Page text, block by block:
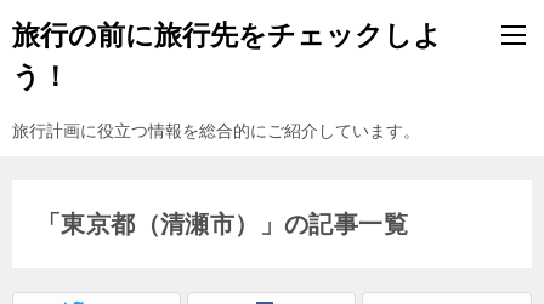
旅行の前に旅行先をチェックしよ
う！
旅行計画に役立つ情報を総合的にご紹介しています。
「東京都（清瀬市）」の記事一覧